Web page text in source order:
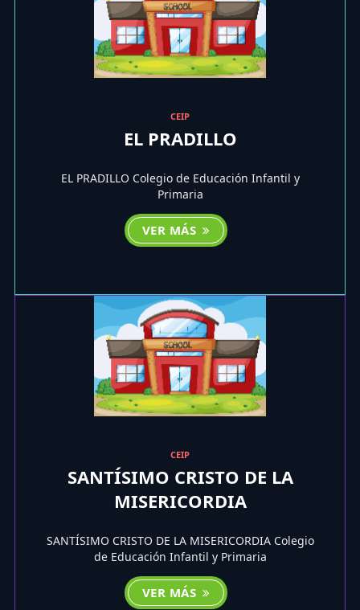
CEIP
EL PRADILLO
EL PRADILLO Colegio de Educación Infantil y
Primaria
VER MÁS
CEIP
SANTÍSIMO CRISTO DE LA
MISERICORDIA
SANTÍSIMO CRISTO DE LA MISERICORDIA Colegio
de Educación Infantil y Primaria
VER MÁS